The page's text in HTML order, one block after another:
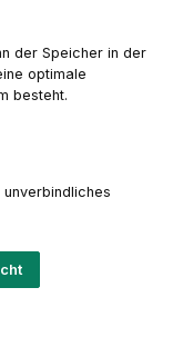
der Speicher in der
optimale
besteht.